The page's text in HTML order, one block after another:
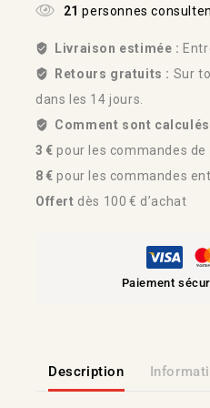
21 personnes
Livraison estimée :
Retours gratuits : Sur
dans les 14 jours.
Comment sont
3 € pour les commandes de
8 € pour les commandes
Offert dès 100 € d’achat
Paiement
Description